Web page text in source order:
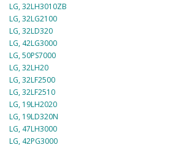
LG, 32LH3010ZB
LG, 32LG2100
LG, 32LD320
LG, 42LG3000
LG, 50PS7000
LG, 32LH20
LG, 32LF2500
LG, 32LF2510
LG, 19LH2020
LG, 19LD320N
LG, 47LH3000
LG, 42PG3000